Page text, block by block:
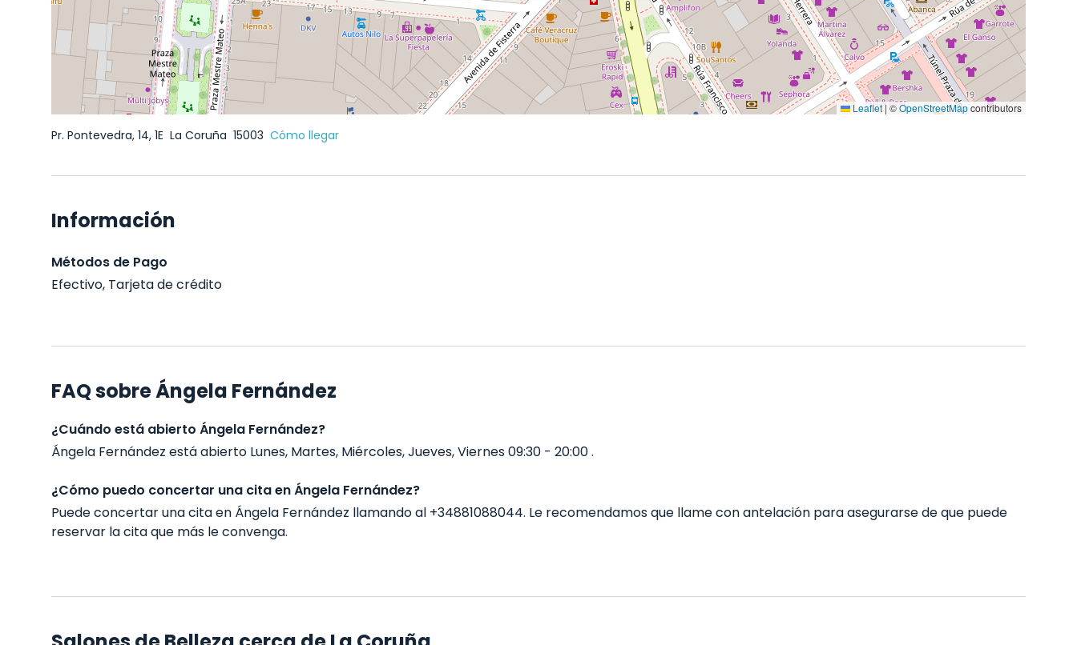
Leaflet| ©OpenStreetMapcontributors
Pr. Pontevedra, 14, 1E La Coruña 15003 Cómo llegar
Información
Métodos de Pago
Efectivo, Tarjeta de crédito
FAQ sobre Ángela Fernández
¿Cuándo está abierto Ángela Fernández?
Ángela Fernández está abierto Lunes, Martes, Miércoles, Jueves, Viernes 09:30 - 20:00 .
¿Cómo puedo concertar una cita en Ángela Fernández?
Puede concertar una cita en Ángela Fernández llamando al +34881088044. Le recomendamos que llame con antelación para asegurarse de que puede
reservar la cita que más le convenga.